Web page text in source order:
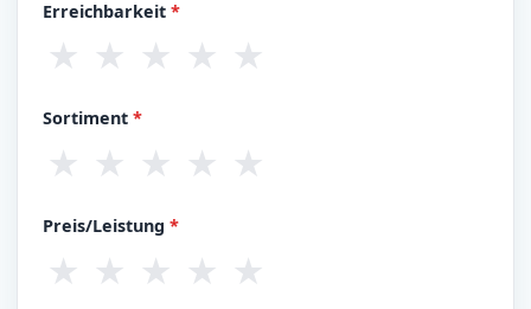
Erreichbarkeit*
★ ★ ★ ★ ★
Sortiment*
★ ★ ★ ★ ★
Preis/Leistung*
★ ★ ★ ★ ★